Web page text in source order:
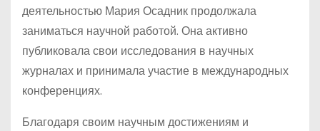
деятельностью Мария Осадник продолжала
заниматься научной работой. Она активно
публиковала свои исследования в научных
журналах и принимала участие в международных
конференциях.
Благодаря своим научным достижениям и